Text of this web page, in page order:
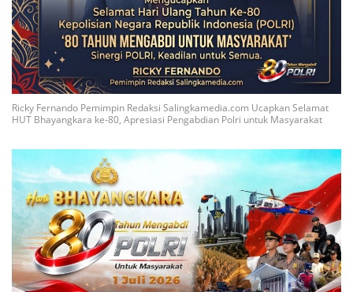
Ricky Fernando Pemimpin Redaksi Salingkamedia.com Ucapkan Selamat
HUT Bhayangkara ke-80, Apresiasi Pengabdian Polri untuk Masyarakat